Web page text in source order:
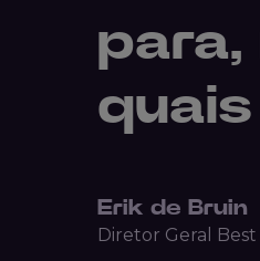
Erik de Bruin
Diretor Geral